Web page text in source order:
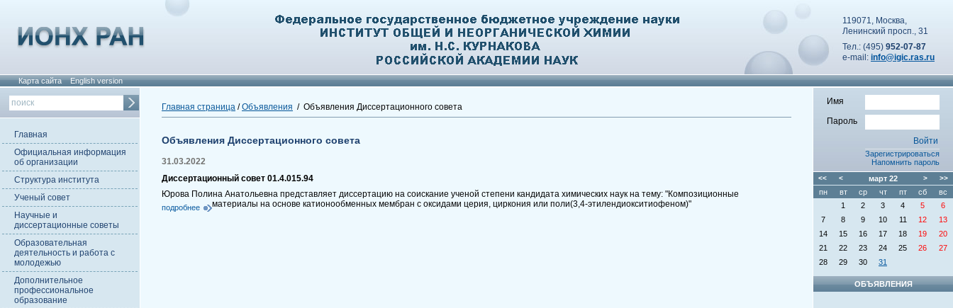
119071, Москва,
Ленинский просп., 31
Тел.: (495) 952-07-87
e-mail: info@igic.ras.ru
Карта сайта English version
Главная
Официальная информация
об организации
Структура института
Ученый совет
Научные и
диссертационные советы
Образовательная
деятельность и работа с
молодежью
Дополнительное
профессиональное
образование
Главная страница /Объявления / Объявления Диссертационного совета
Объявления Диссертационного совета
31.03.2022
Диссертационный совет 01.4.015.94
Юрова Полина Анатольевна представляет диссертацию на соискание ученой степени кандидата химических наук на тему: "Композиционные
материалы на основе катионообменных мембран с оксидами церия, циркония или поли(3,4-этилендиокситиофеном)"
подробнее
Имя
Пароль
Зарегистрироваться
Напомнить пароль
<< < март 22 > >>
пн вт ср чт пт сб
вс
1
2 3 4 5
6
7
8 9 10 11 12
13
14
15 16 17 18 19
20
21
22 23 24 25 26
27
28
29 30 31
ОБЪЯВЛЕНИЯ